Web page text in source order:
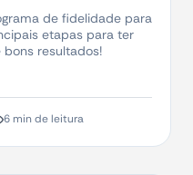
de fidelidade para
etapas para ter
resultados!
6 min de leitura